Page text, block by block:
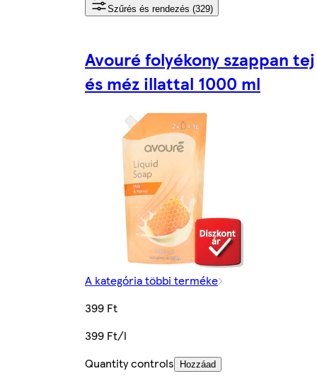
Szűrés és rendezés (329)
Avouré folyékony szappan tej
és méz illattal 1000 ml
A kategória többi terméke
399 Ft
399 Ft/l
Quantity controls
Hozzáad